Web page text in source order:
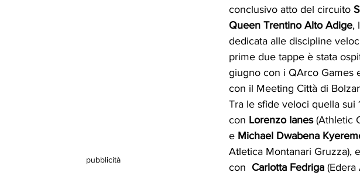
pubblicità
conclusivo atto del circuito
Queen Trentino Alto Adige,
dedicata alle discipline
prime due tappe è stata
giugno con i QArco
con il Meeting Città di
Tra le sfide veloci quella sui
con Lorenzo Ianes (Athletic
e Michael Dwabena
Atletica Montanari Gruzza),
con Carlotta Fedriga